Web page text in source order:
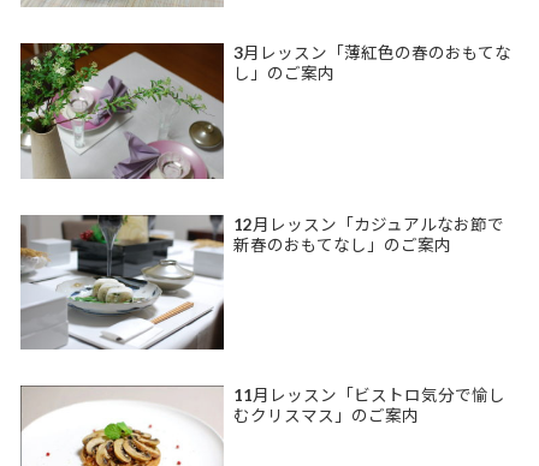
3月レッスン「薄紅色の春のおもてな
し」のご案内
12月レッスン「カジュアルなお節で
新春のおもてなし」のご案内
11月レッスン「ビストロ気分で愉し
むクリスマス」のご案内